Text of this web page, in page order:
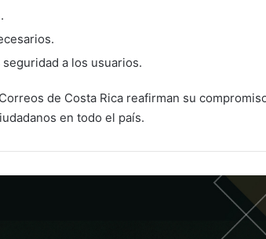
a los usuarios.
de Costa Rica reafirman su
en todo el país.